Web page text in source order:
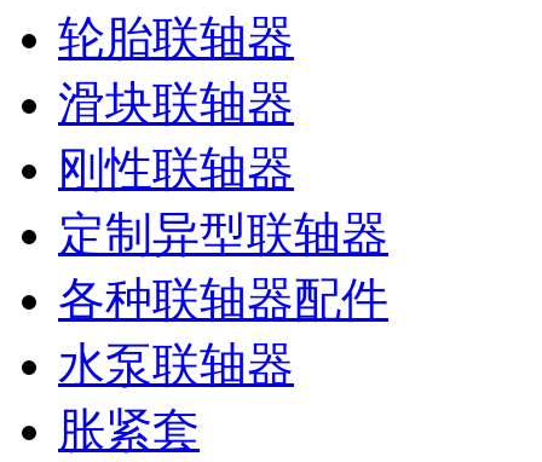
轮胎联轴器
滑块联轴器
刚性联轴器
定制异型联轴器
各种联轴器配件
水泵联轴器
胀紧套